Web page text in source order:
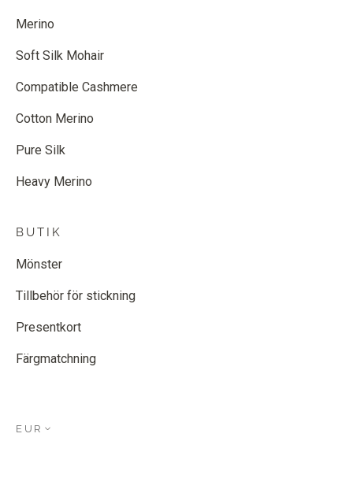
Merino
Soft Silk Mohair
Compatible Cashmere
Cotton Merino
Pure Silk
Heavy Merino
BUTIK
Mönster
Tillbehör för stickning
Presentkort
Färgmatchning
EUR